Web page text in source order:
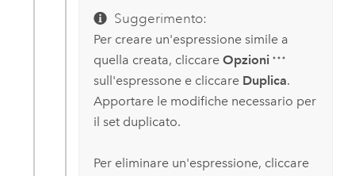
Suggerimento:
Per creare un'espressione simile a
quella creata, cliccare Opzioni
sull'espressone e cliccare Duplica.
Apportare le modifiche necessario per
il set duplicato.
Per eliminare un'espressione, cliccare